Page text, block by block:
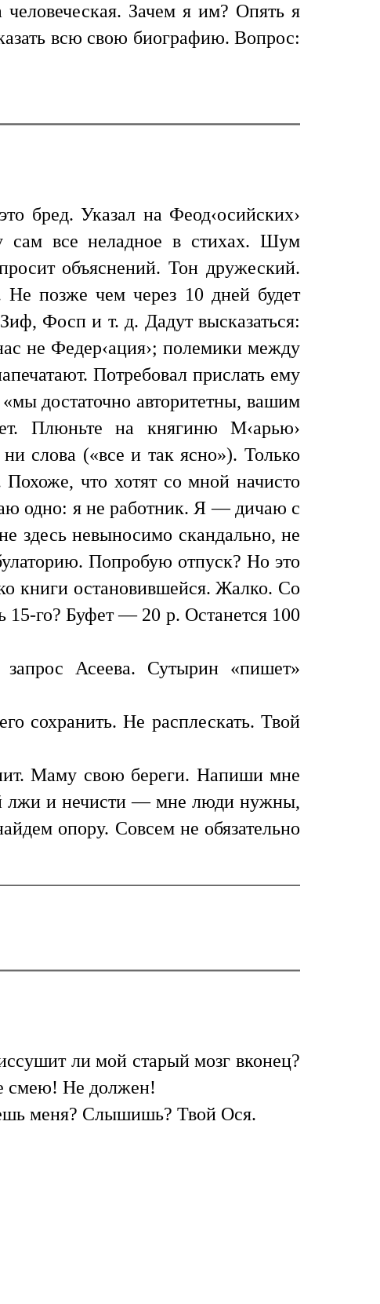
Зачем я им? Опять я
всю свою биографию. Вопрос:
бред. Указал на Феод‹осийских›
сам все неладное в стихах. Шум
объяснений. Тон дружеский.
позже чем через 10 дней будет
Фосп и т. д. Дадут высказаться:
не Федер‹ация›; полемики между
Потребовал прислать ему
достаточно авторитетны, вашим
Плюньте на княгиню М‹арью›
слова («все и так ясно»). Только
что хотят со мной начисто
одно: я не работник. Я — дичаю с
здесь невыносимо скандально, не
Попробую отпуск? Но это
книги остановившейся. Жалко. Со
15-го? Буфет — 20 р. Останется 100
Асеева. Сутырин «пишет»
сохранить. Не расплескать. Твой
Маму свою береги. Напиши мне
лжи и нечисти — мне люди нужны,
опору. Совсем не обязательно
ли мой старый мозг вконец?
смею! Не должен!
меня? Слышишь? Твой Ося.